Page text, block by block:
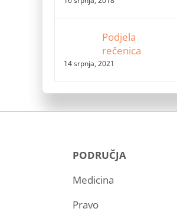
Podjela
rečenica
14 srpnja, 2021
PODRUČJA
Medicina
Pravo